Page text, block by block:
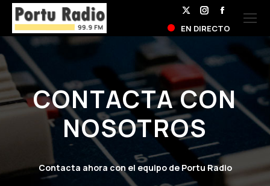
X
page
in
new
window
Instagram
page
in
new
window
Facebook
page
opens
in
window
EN DIRECTO
CONTACTA CON
NOSOTROS
Contacta ahora con el equipo de Portu Radio